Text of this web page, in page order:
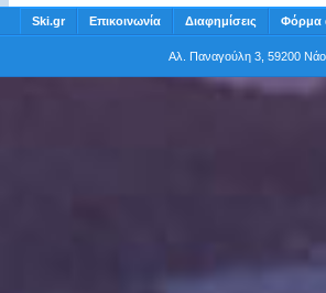
Ski.gr Επικοινωνία Διαφημίσεις Φόρμα
Αλ. Παναγούλη 3, 59200